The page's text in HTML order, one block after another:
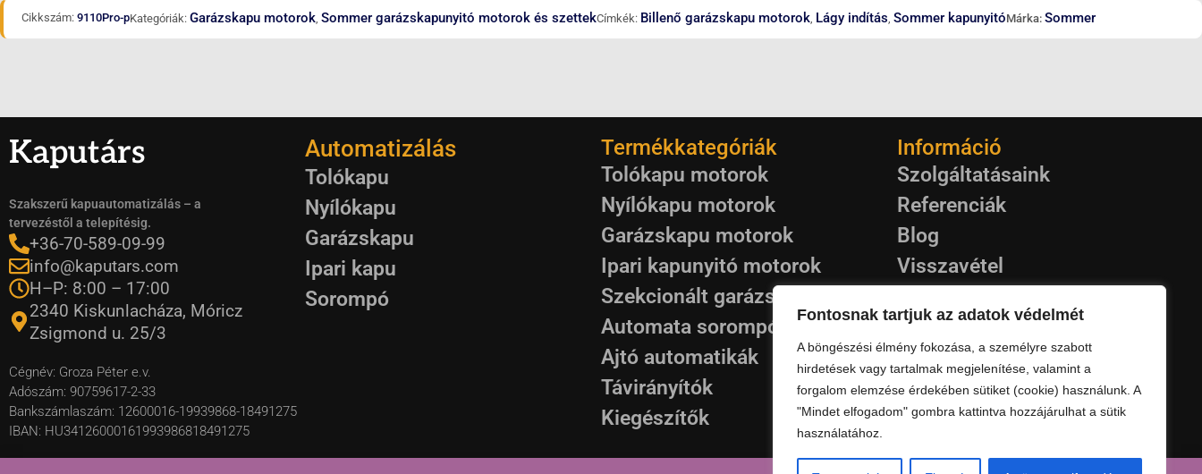
Fontosnak tartjuk az adatok védelmét
A böngészési élmény fokozása, a személyre szabott
hirdetések vagy tartalmak megjelenítése, valamint a
forgalom elemzése érdekében sütiket (cookie) használunk. A
"Mindet elfogadom" gombra kattintva hozzájárulhat a sütik
használatához.
Cikkszám: 9110Pro-pKategóriák: Garázskapu motorok Sommer garázskapunyitó motorok és szettekCímkék: Billenő garázskapu motorok Lágy indítás Sommer kapunyitóMárka: Sommer
Kaputárs
Szakszerű kapuautomatizálás – a
tervezéstől a telepítésig.
+36-70-589-09-99
info@kaputars.com
H–P: 8:00 – 17:00
2340 Kiskunlacháza, Móricz
Zsigmond u. 25/3
Cégnév: Groza Péter e.v.
Adószám: 90759617-2-33
Bankszámlaszám: 12600016-19939868-18491275
IBAN: HU34126000161993986818491275
Automatizálás
Tolókapu
Nyílókapu
Garázskapu
Ipari kapu
Sorompó
Termékkategóriák
Tolókapu motorok
Nyílókapu motorok
Garázskapu motorok
Ipari kapunyitó motorok
Szekcionált garázskapuk
Automata sorompók
Ajtó automatikák
Távirányítók
Kiegészítők
Információ
Szolgáltatásaink
Referenciák
Blog
Visszavétel
Kapcsolat
Szállítás